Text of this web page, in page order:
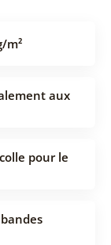
m²
aux
pour le